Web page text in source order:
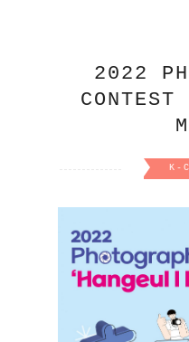
2022
K-